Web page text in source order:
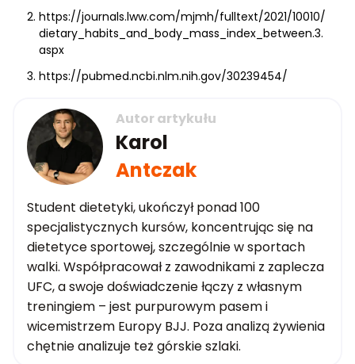
https://journals.lww.com/mjmh/fulltext/2021/10010/
dietary_habits_and_body_mass_index_between.3.
aspx
https://pubmed.ncbi.nlm.nih.gov/30239454/
Autor artykułu
Karol
Antczak
Student dietetyki, ukończył ponad 100
specjalistycznych kursów, koncentrując się na
dietetyce sportowej, szczególnie w sportach
walki. Współpracował z zawodnikami z zaplecza
UFC, a swoje doświadczenie łączy z własnym
treningiem – jest purpurowym pasem i
wicemistrzem Europy BJJ. Poza analizą żywienia
chętnie analizuje też górskie szlaki.